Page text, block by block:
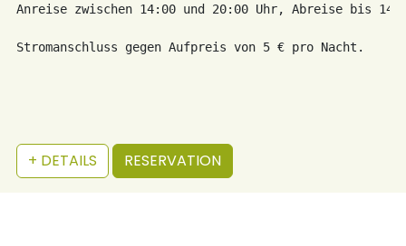
Anreise zwischen 14:00 und 20:00 Uhr, Abreise bis
Stromanschluss gegen Aufpreis von 5 € pro Nacht.
+ DETAILS RESERVATION